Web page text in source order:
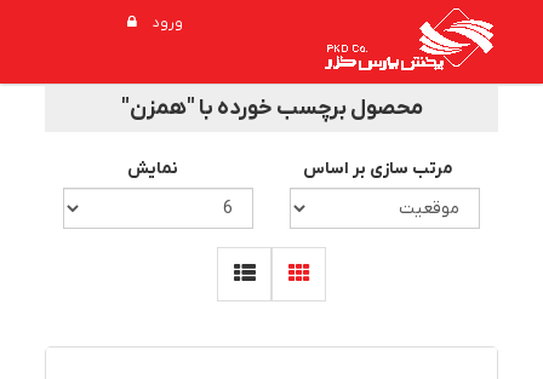
ورود
محصول برچسب خورده با "همزن"
مرتب سازی بر اساس نمایش